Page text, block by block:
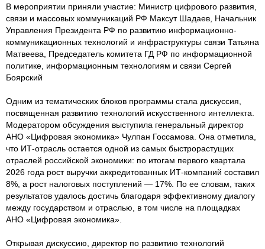
В мероприятии приняли участие: Министр цифрового развития,
связи и массовых коммуникаций РФ Максут Шадаев, Начальник
Управления Президента РФ по развитию информационно-
коммуникационных технологий и инфраструктуры связи Татьяна
Матвеева, Председатель комитета ГД РФ по информационной
политике, информационным технологиям и связи Сергей
Боярский
Одним из тематических блоков программы стала дискуссия,
посвященная развитию технологий искусственного интеллекта.
Модератором обсуждения выступила генеральный директор
АНО «Цифровая экономика» Чулпан Госсамова. Она отметила,
что ИТ-отрасль остается одной из самых быстрорастущих
отраслей российской экономики: по итогам первого квартала
2026 года рост выручки аккредитованных ИТ-компаний составил
8%, а рост налоговых поступлений — 17%. По ее словам, таких
результатов удалось достичь благодаря эффективному диалогу
между государством и отраслью, в том числе на площадках
АНО «Цифровая экономика».
Открывая дискуссию, директор по развитию технологий